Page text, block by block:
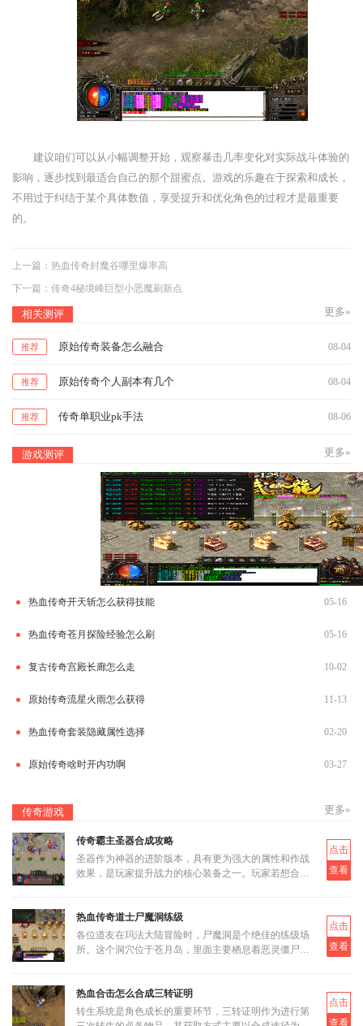
建议咱们可以从小幅调整开始，观察暴击几率变化对实际战斗体验的
影响，逐步找到最适合自己的那个甜蜜点。游戏的乐趣在于探索和成长，
不用过于纠结于某个具体数值，享受提升和优化角色的过程才是最重要
的。
上一篇： 热血传奇封魔谷哪里爆率高
下一篇： 传奇4秘境峰巨型小恶魔刷新点
相关测评 更多»
推荐 原始传奇装备怎么融合 08-04
推荐 原始传奇个人副本有几个 08-04
推荐 传奇单职业pk手法 08-06
游戏测评 更多»
热血传奇开天斩怎么获得技能 05-16
热血传奇苍月探险经验怎么刷 05-16
复古传奇宫殿长廊怎么走 10-02
原始传奇流星火雨怎么获得 11-13
热血传奇套装隐藏属性选择 02-20
原始传奇啥时开内功啊 03-27
传奇游戏 更多»
传奇霸主圣器合成攻略
圣器作为神器的进阶版本，具有更为强大的属性和作战
效果，是玩家提升战力的核心装备之一。玩家若想合成
点击
查看
热血传奇道士尸魔洞练级
各位道友在玛法大陆冒险时，尸魔洞是个绝佳的练级场
所。这个洞穴位于苍月岛，里面主要栖息着恶灵僵尸和
点击
查看
热血合击怎么合成三转证明
转生系统是角色成长的重要环节，三转证明作为进行第
点击
查看